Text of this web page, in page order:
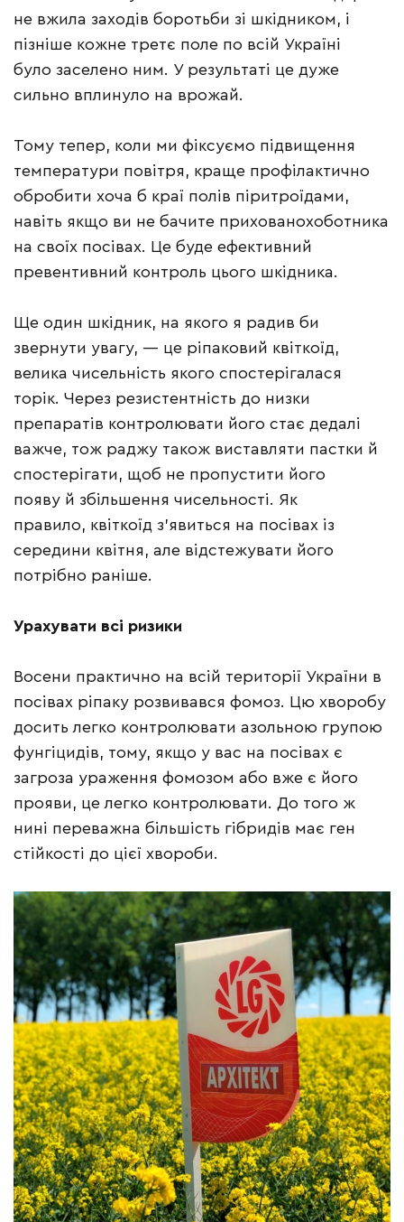
не вжила заходів боротьби зі шкідником, і
пізніше кожне третє поле по всій Україні
було заселено ним. У результаті це дуже
сильно вплинуло на врожай.
Тому тепер, коли ми фіксуємо підвищення
температури повітря, краще профілактично
обробити хоча б краї полів піритроїдами,
навіть якщо ви не бачите прихованохоботника
на своїх посівах. Це буде ефективний
превентивний контроль цього шкідника.
Ще один шкідник, на якого я радив би
звернути увагу, — це ріпаковий квіткоїд,
велика чисельність якого спостерігалася
торік. Через резистентність до низки
препаратів контролювати його стає дедалі
важче, тож раджу також виставляти пастки й
спостерігати, щоб не пропустити його
появу й збільшення чисельності. Як
правило, квіткоїд з’явиться на посівах із
середини квітня, але відстежувати його
потрібно раніше.
Урахувати всі ризики
Восени практично на всій території України в
посівах ріпаку розвивався фомоз. Цю хворобу
досить легко контролювати азольною групою
фунгіцидів, тому, якщо у вас на посівах є
загроза ураження фомозом або вже є його
прояви, це легко контролювати. До того ж
нині переважна більшість гібридів має ген
стійкості до цієї хвороби.